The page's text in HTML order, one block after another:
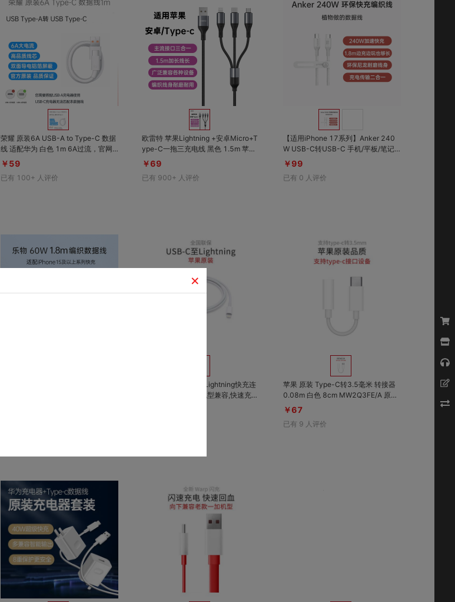
×
荣耀 原装6A USB-A to Type-C 数据
线 适配华为 白色 1m 6A过流，官网
品质，高品质线芯，支持华为/荣耀 手
￥59
已有 100+ 人评价
欧雷特 苹果Lightning +安卓Micro+T
ype-C一拖三充电线 黑色 1.5m 苹果
Lightning +安卓Micro+Type-C三合
￥69
已有 900+ 人评价
【适用iPhone 17系列】Anker 240
W USB-C转USB-C 手机/平板/笔记
本电脑 环保编织数据线 白色 1.8m 环
既环保又耐用
￥99
已有 0 人评价
苹果 原装Type-C转Lightning快充连
苹果 原装 Type-C转3.5毫米 转接器
0.08m 白色 8cm MW2Q3FE/A 原装
品质,广泛兼容,方便携带
￥67
已有 9 人评价